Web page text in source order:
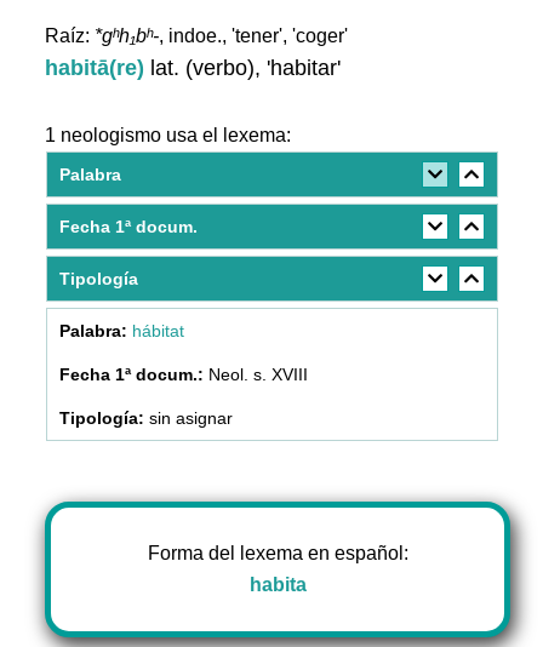
Raíz: *gʰh₁bʰ-, indoe., 'tener', 'coger'
habitā(re) lat. (verbo), 'habitar'
1 neologismo usa el lexema:
Palabra
Fecha 1ª docum.
Tipología
hábitat
Neol. s. XVIII
sin asignar
Forma del lexema en español:
habita